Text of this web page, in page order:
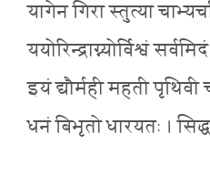
यागेन गिरा स्तुत्या
ययोरिन्द्राग्न्योर्विश्वं
इयं द्यौर्मही महती
धनं बिभृतो धारयतः ।